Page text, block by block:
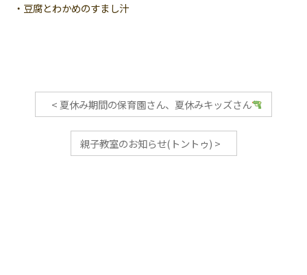
・豆腐とわかめのすまし汁
< 夏休み期間の保育園さん、夏休みキッズさん
親子教室のお知らせ(トントゥ) >